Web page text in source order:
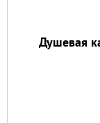
Душевая